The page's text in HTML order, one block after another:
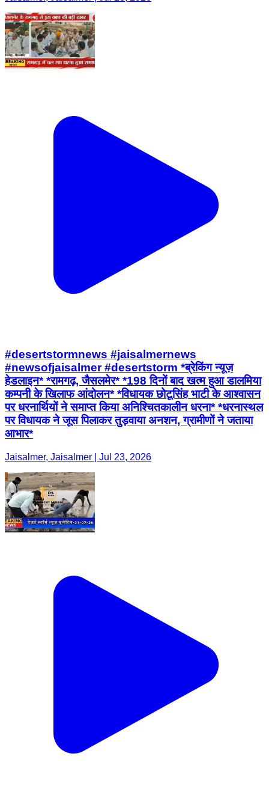
#desertstormnews #jaisalmernews
#newsofjaisalmer #desertstorm *ब्रेकिंग न्यूज़
हेडलाइन* *रामगढ़, जैसलमेर* *198 दिनों बाद खत्म हुआ डालमिया
कम्पनी के खिलाफ आंदोलन* *विधायक छोटूसिंह भाटी के आश्वासन
पर धरनार्थियों ने समाप्त किया अनिश्चितकालीन धरना* *धरनास्थल
पर विधायक ने जूस पिलाकर तुड़वाया अनशन, ग्रामीणों ने जताया
आभार*
Jaisalmer, Jaisalmer | Jul 23, 2026